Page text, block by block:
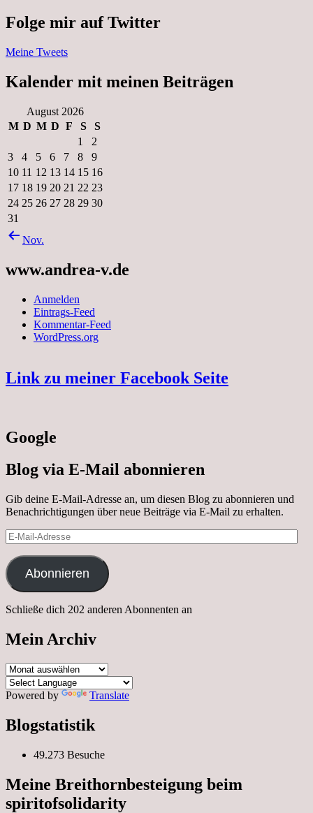
Folge mir auf Twitter
Meine Tweets
Kalender mit meinen Beiträgen
August 2026
M D M D F S
S
1
2
3
4 5 6 7 8
9
10 11 12 13 14 15 16
17 18 19 20 21 22 23
24 25 26 27 28 29 30
31
Nov.
www.andrea-v.de
Anmelden
Eintrags-Feed
Kommentar-Feed
WordPress.org
Link zu meiner Facebook Seite
Google
Blog via E-Mail abonnieren
Gib deine E-Mail-Adresse an, um diesen Blog zu abonnieren und
Benachrichtigungen über neue Beiträge via E-Mail zu erhalten.
E-
Mail-
Adresse
Abonnieren
Schließe dich 202 anderen Abonnenten an
Mein Archiv
Mein
Archiv
Powered by
Translate
Blogstatistik
49.273 Besuche
Meine Breithornbesteigung beim
spiritofsolidarity